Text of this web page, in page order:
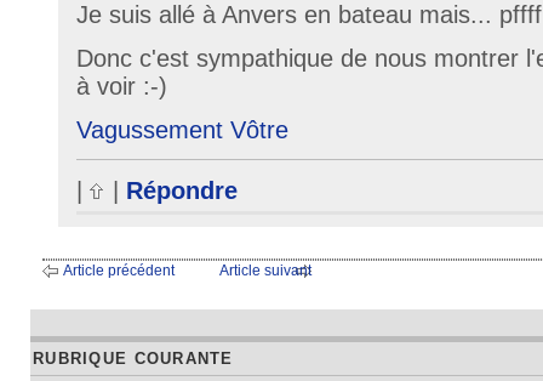
Je suis allé à Anvers en bateau mais...
Donc c'est sympathique de nous montrer
à voir :-)
Vagussement Vôtre
Répondre
Article précédent Article suivant
RUBRIQUE COURANTE